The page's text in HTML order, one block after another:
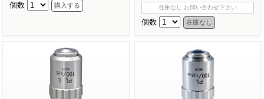
個数
在庫なし お問い合わせ下さい
個数